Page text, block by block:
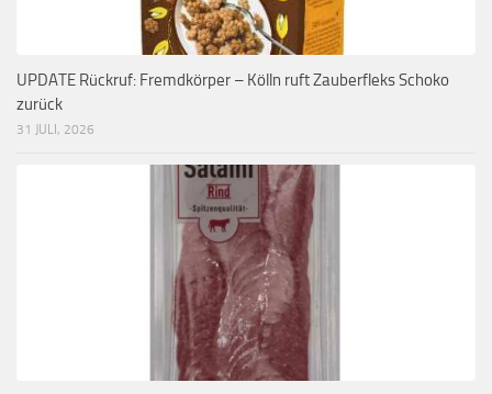
UPDATE Rückruf: Fremdkörper – Kölln ruft Zauberfleks Schoko
zurück
31 JULI, 2026